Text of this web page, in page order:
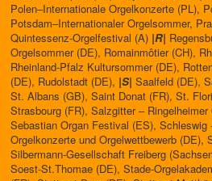
Polen–Internationale Orgelkonzerte (PL),
Potsdam–Internationaler Orgelsommer,
Quintessenz-Orgelfestival (A) |R|
Orgelsommer (DE), Romainmôtier (CH),
Rheinland-Pfalz Kultursommer (DE),
(DE), Rudolstadt (DE), |S| Saalfeld (DE),
St. Albans (GB), Saint Donat (FR), St.
Strasbourg (FR), Salzgitter –
Sebastian Organ Festival (ES), Schleswig
Orgelkonzerte und Orgelwettbewerb (DE),
Silbermann-Gesellschaft Freiberg
Soest-St.Thomae (DE), Stade-